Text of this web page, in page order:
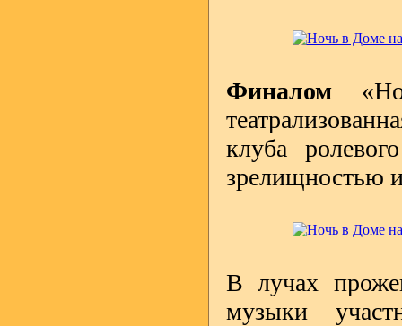
Финалом
клуба
зрелищностью
В лучах
музыки